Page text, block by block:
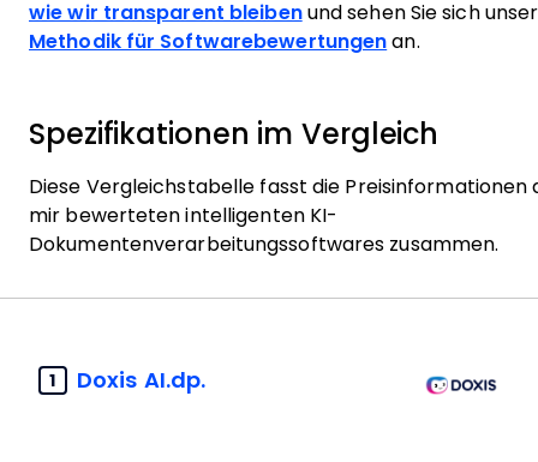
wie wir transparent bleibenund sehen Sie sich
Methodik für Softwarebewertungen an.
Spezifikationen im Vergleich
Diese Vergleichstabelle fasst die Preisinformationen
mir bewerteten intelligenten KI-
Dokumentenverarbeitungssoftwares zusammen.
1 Doxis AI.dp.